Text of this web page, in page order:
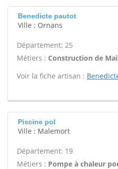
Benedicte pautot
Ville : Ornans
Département: 25
Métiers : Construction de
Voir la fiche artisan :
Piscine pol
Ville : Malemort
Département: 19
Métiers : Pompe à chaleur